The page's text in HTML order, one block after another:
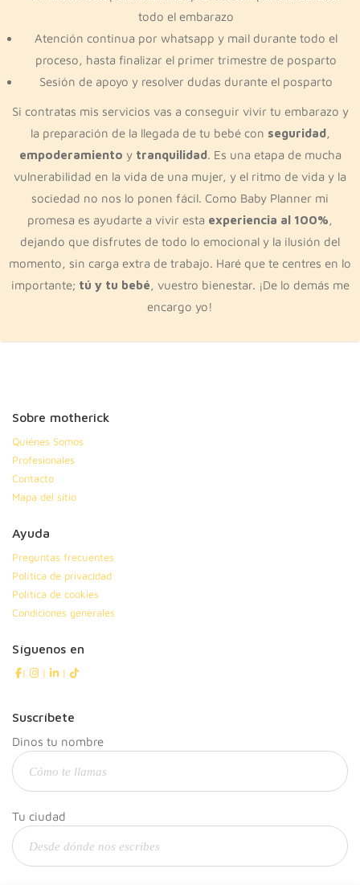
todo el embarazo
Atención continua por whatsapp y mail durante todo el
proceso, hasta finalizar el primer trimestre de posparto
Sesión de apoyo y resolver dudas durante el posparto
Si contratas mis servicios vas a conseguir vivir tu embarazo y
la preparación de la llegada de tu bebé con seguridad,
empoderamiento y tranquilidad. Es una etapa de mucha
vulnerabilidad en la vida de una mujer, y el ritmo de vida y la
sociedad no nos lo ponen fácil. Como Baby Planner mi
promesa es ayudarte a vivir esta experiencia al 100%,
dejando que disfrutes de todo lo emocional y la ilusión del
momento, sin carga extra de trabajo. Haré que te centres en lo
importante; tú y tu bebé, vuestro bienestar. ¡De lo demás me
encargo yo!
Sobre motherick
Quiénes Somos
Profesionales
Contacto
Mapa del sitio
Ayuda
Preguntas frecuentes
Política de privacidad
Política de cookies
Condiciones generales
Síguenos en
| | |
Suscríbete
Dinos tu nombre
Tu ciudad